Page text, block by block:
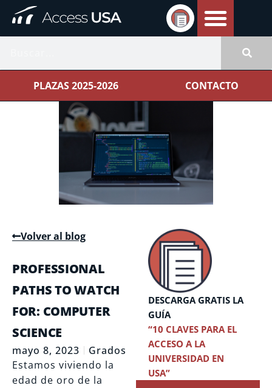
PLAZAS 2025-2026 CONTACTO
Volver al blog
PROFESSIONAL
PATHS TO WATCH
FOR: COMPUTER
SCIENCE
mayo 8, 2023
Grados
Estamos viviendo la
edad de oro de la
DESCARGA GRATIS LA
GUÍA
“10 CLAVES PARA EL
ACCESO A LA
UNIVERSIDAD EN
USA”